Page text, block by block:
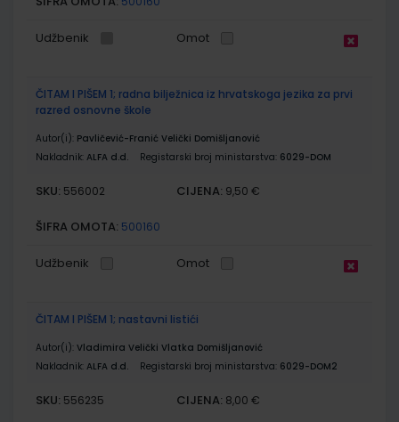
Udžbenik Omot
ČITAM I PIŠEM 1; radna bilježnica iz hrvatskoga jezika za prvi
razred osnovne škole
Autor(i): Pavličević-Franić Velički Domišljanović
Nakladnik: ALFA d.d. Registarski broj ministarstva: 6029-DOM
SKU: 556002 CIJENA: 9,50 €
ŠIFRA OMOTA: 500160
Udžbenik Omot
ČITAM I PIŠEM 1; nastavni listići
Autor(i): Vladimira Velički Vlatka Domišljanović
Nakladnik: ALFA d.d. Registarski broj ministarstva: 6029-DOM2
SKU: 556235 CIJENA: 8,00 €